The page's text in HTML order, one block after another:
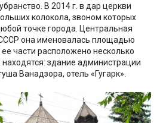
В 2014 г. в дар церкви
колокола, звоном которых
точке города. Центральная
она именовалась площадью
части расположено несколько
здание администрации
Ванадзора, отель «Гугарк».